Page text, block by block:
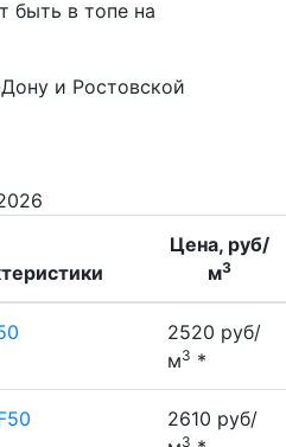
быть в топе на
и Ростовской
Цена, руб/
м3
2520 руб/
м3 *
2610 руб/
3